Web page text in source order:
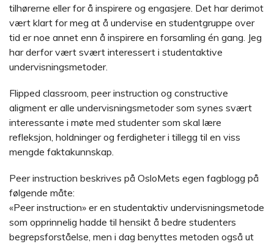
tilhørerne eller for å inspirere og engasjere. Det har derimot
vært klart for meg at å undervise en studentgruppe over
tid er noe annet enn å inspirere en forsamling én gang. Jeg
har derfor vært svært interessert i studentaktive
undervisningsmetoder.
Flipped classroom, peer instruction og constructive
aligment er alle undervisningsmetoder som synes svært
interessante i møte med studenter som skal lære
refleksjon, holdninger og ferdigheter i tillegg til en viss
mengde faktakunnskap.
Peer instruction beskrives på OsloMets egen fagblogg på
følgende måte:
«Peer instruction» er en studentaktiv undervisningsmetode
som opprinnelig hadde til hensikt å bedre studenters
begrepsforståelse, men i dag benyttes metoden også ut